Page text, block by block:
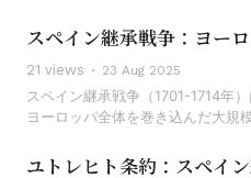
スペイン継承戦争：ヨー
21 views 23 Aug 2025
スペイン継承戦争（1701-1714年
ヨーロッパ全体を巻き込んだ大規
ユトレヒト条約：スペイ